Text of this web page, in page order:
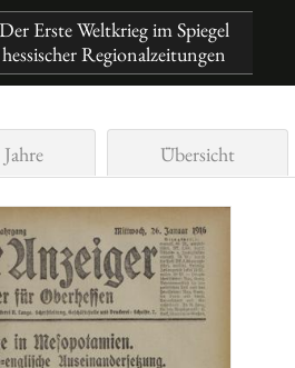
Der Erste Weltkrieg im Spiegel
hessischer Regionalzeitungen
Jahre Übersicht